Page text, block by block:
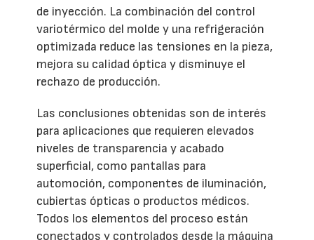
de inyección. La combinación del control
variotérmico del molde y una refrigeración
optimizada reduce las tensiones en la pieza,
mejora su calidad óptica y disminuye el
rechazo de producción.
Las conclusiones obtenidas son de interés
para aplicaciones que requieren elevados
niveles de transparencia y acabado
superficial, como pantallas para
automoción, componentes de iluminación,
cubiertas ópticas o productos médicos.
Todos los elementos del proceso están
conectados y controlados desde la máquina